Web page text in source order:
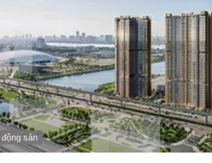
động sản